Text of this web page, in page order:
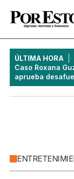
ÚLTIMA HORA
Caso Roxana
aprueba